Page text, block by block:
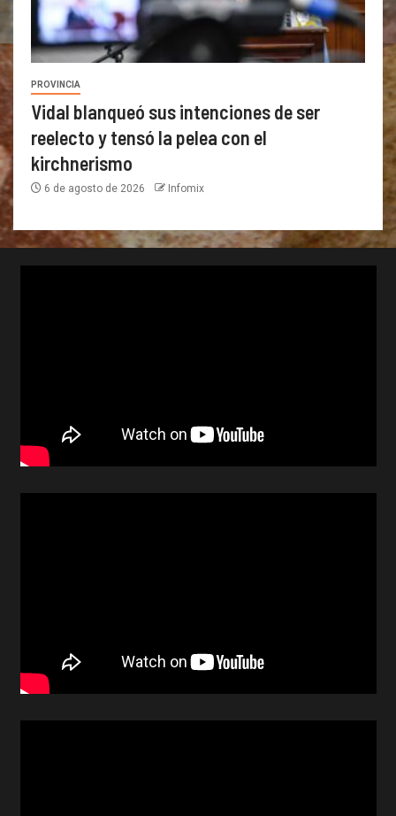
PROVINCIA
Vidal blanqueó sus intenciones de ser
reelecto y tensó la pelea con el
kirchnerismo
6 de agosto de 2026 Infomix